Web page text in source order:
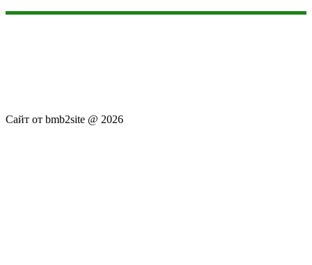
Сайт от bmb2site @ 2026